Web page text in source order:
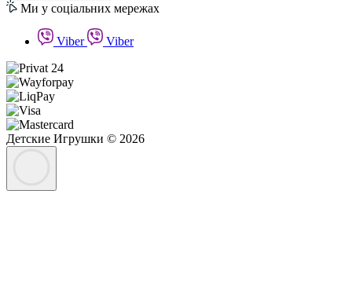
Ми у соціальних мережах
Viber Viber
Детские Игрушки © 2026